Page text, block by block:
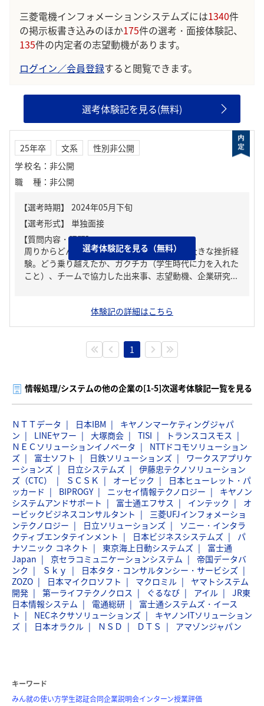
三菱電機インフォメーションシステムズには1340件
の掲示板書き込みのほか175件の選考・面接体験記、
135件の内定者の志望動機があります。
ログイン／会員登録すると閲覧できます。
選考体験記を見る(無料)
25年卒 文系
性別非公開
学校名 ： 非公開
職種 ： 非公開
【質問内容・課題】
周りからどんな人といわれる？、人生の中で大きな挫折経
験。どう乗り越えたか、ガクチカ（学生時代に力を入れた
こと）、チームで協力した出来事、志望動機、企業研究...
選考体験記を見る（無料）
体験記の詳細はこちら
1
情報処理/システムの他の企業の[1-5]次選考体験記一覧を見る
ＮＴＴデータ 日本IBM
キヤノンマーケティングジャパ
ン
LINEヤフー 大塚商会 TISI
トランスコスモス
ＮＥＣソリューションイノベータ
NTTドコモソリューション
ズ
富士ソフト 日鉄ソリューションズ
ワークスアプリケ
ーションズ
日立システムズ
伊藤忠テクノソリューション
ズ（CTC）
ＳＣＳＫ オービック
日本ヒューレット・パ
ッカード
BIPROGY ニッセイ情報テクノロジー
キヤノン
システムアンドサポート
富士通エフサス インテック
オ
ービックビジネスコンサルタント
三菱UFJインフォメーショ
ンテクノロジー
日立ソリューションズ
ソニー・インタラ
クティブエンタテインメント
日本ビジネスシステムズ
パ
ナソニック コネクト
東京海上日動システムズ
富士通
Japan
京セラコミュニケーションシステム
帝国データバ
ンク
Ｓｋｙ
日本タタ・コンサルタンシー・サービシズ
ZOZO
日本マイクロソフト マクロミル
ヤマトシステム
開発
第一ライフテクノクロス ぐるなび アイル
JR東
日本情報システム
電通総研
富士通システムズ・イース
ト
NECネクサソリューションズ
キヤノンITソリューション
ズ
日本オラクル ＮＳＤ ＤＴＳ アマゾンジャパン
キーワード
みん就の使い方学生認証合同企業説明会インターン授業評価